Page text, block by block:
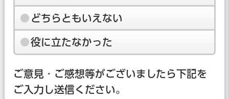
どちらともいえない
役に立たなかった
ご意見・ご感想等がございましたら下記を
ご入力し送信ください。